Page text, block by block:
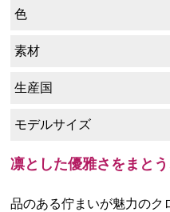
色
素材
生産国
モデルサイズ
凛とした優雅さをまと
品のある佇まいが魅力のク